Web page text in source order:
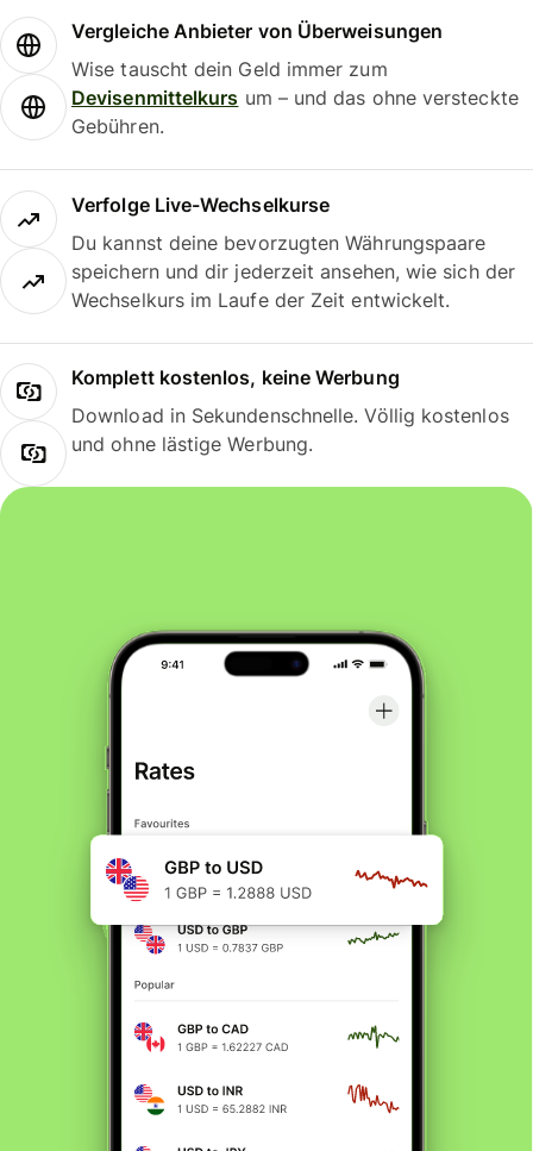
Vergleiche Anbieter von Überweisungen
Wise tauscht dein Geld immer zum
Devisenmittelkurs um – und das ohne versteckte
Gebühren.
Verfolge Live-Wechselkurse
Du kannst deine bevorzugten Währungspaare
speichern und dir jederzeit ansehen, wie sich der
Wechselkurs im Laufe der Zeit entwickelt.
Komplett kostenlos, keine Werbung
Download in Sekundenschnelle. Völlig kostenlos
und ohne lästige Werbung.